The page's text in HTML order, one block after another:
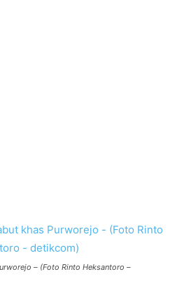
– (Foto Rinto Heksantoro –